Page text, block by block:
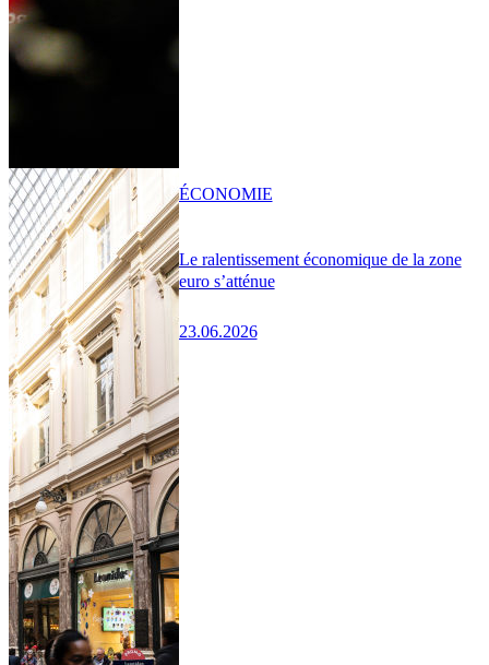
Le ralentissement économique de la zone
euro s’atténue
23.06.2026
ÉCONOMIE